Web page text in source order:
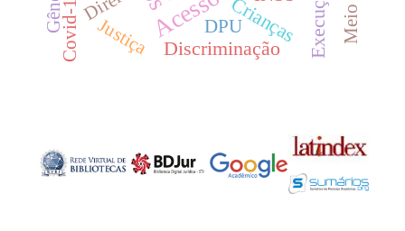
Crianças
Discriminação
Covid-19 DPU
Justiça